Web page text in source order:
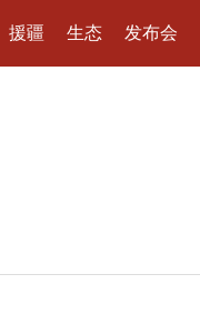
援疆 生态 发布会